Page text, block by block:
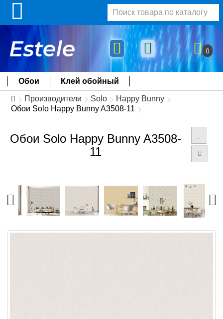
0
Обои Клей обойный
Производители Solo
Happy Bunny
Обои Solo Happy Bunny A3508-11
Обои Solo Happy Bunny A3508-
11